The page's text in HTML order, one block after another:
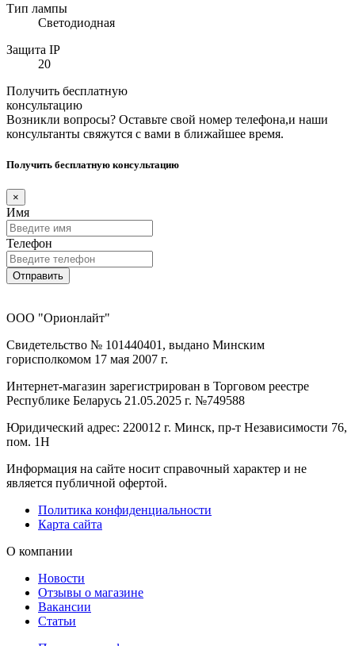
Тип лампы
Светодиодная
Защита IP
20
Получить бесплатную
консультацию
Возникли вопросы? Оставьте свой номер телефона,и наши
консультанты свяжутся с вами в ближайшее время.
Получить бесплатную консультацию
×
Имя
Телефон
Отправить
ООО "Орионлайт"
Свидетельство № 101440401, выдано Минским
горисполкомом 17 мая 2007 г.
Интернет-магазин зарегистрирован в Торговом реестре
Республике Беларусь 21.05.2025 г. №749588
Юридический адрес: 220012 г. Минск, пр-т Независимости 76,
пом. 1Н
Информация на сайте носит справочный характер и не
является публичной офертой.
Политика конфиденциальности
Карта сайта
О компании
Новости
Отзывы о магазине
Вакансии
Статьи